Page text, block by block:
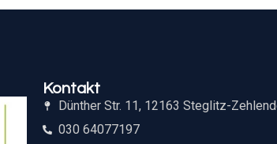
Kontakt
Dünther Str. 11, 12163 Steglitz-
030 64077197